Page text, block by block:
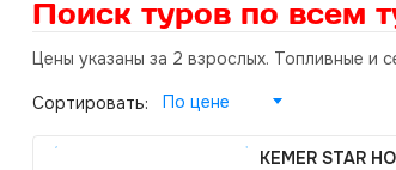
Поиск туров по всем
Цены указаны за 2 взрослых. Топливные и
Сортировать: По цене
KEMER STAR